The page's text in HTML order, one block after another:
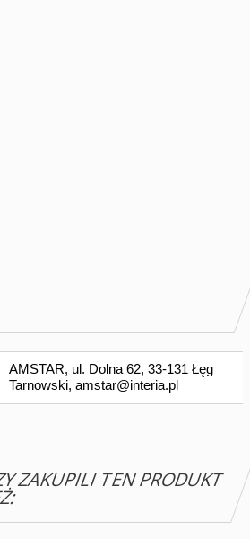
AMSTAR, ul. Dolna 62, 33-131 Łęg
Tarnowski, amstar@interia.pl
ZAKUPILI TEN PRODUKT